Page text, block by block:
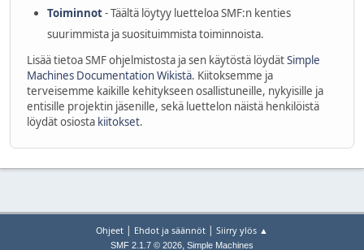
Toiminnot- Täältä löytyy luetteloa SMF:n kenties
suurimmista ja suosituimmista toiminnoista.
Lisää tietoa SMF ohjelmistosta ja sen käytöstä löydätSimple
Machines Documentation Wikistä. Kiitoksemme ja
terveisemme kaikille kehitykseen osallistuneille, nykyisille ja
entisille projektin jäsenille, sekä luettelon näistä henkilöistä
löydät osiosta kiitokset.
Ohjeet | Ehdot ja säännöt | Siirry ylös ▲
SMF 2.1.7 © 2026, Simple Machines